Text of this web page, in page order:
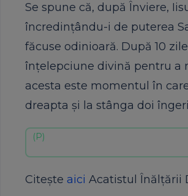
Se spune că, după Înviere,
încredințându-i de puterea
făcuse odinioară. După 10
înțelepciune divină pentru a
acesta este momentul în
dreapta și la stânga doi
Citește aici Acatistul Înălțării